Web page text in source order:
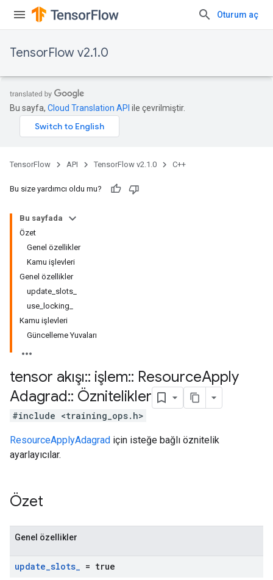
Oturum aç
TensorFlow v2.1.0
Bu sayfa, Cloud Translation API ile çevrilmiştir.
TensorFlow API TensorFlow v2.1.0 C++
Bu size yardımcı oldu mu?
Bu sayfada
Özet
Genel özellikler
Kamu işlevleri
Genel özellikler
update_slots_
use_locking_
Kamu işlevleri
Güncelleme Yuvaları
tensor akışı:: işlem:: ResourceApply
Adagrad:: Öznitelikler
#include <training_ops.h>
ResourceApplyAdagrad için isteğe bağlı öznitelik
ayarlayıcılar.
Özet
Genel özellikler
update_slots_ = true